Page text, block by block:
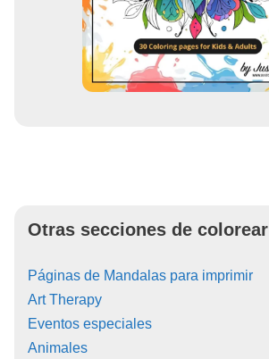
Otras secciones de colorear
Páginas de Mandalas para imprimir
Art Therapy
Eventos especiales
Animales